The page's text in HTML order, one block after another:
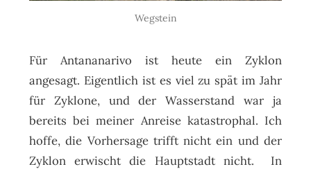
Wegstein
Für Antananarivo ist heute ein Zyklon
angesagt. Eigentlich ist es viel zu spät im Jahr
für Zyklone, und der Wasserstand war ja
bereits bei meiner Anreise katastrophal. Ich
hoffe, die Vorhersage trifft nicht ein und der
Zyklon erwischt die Hauptstadt nicht. In